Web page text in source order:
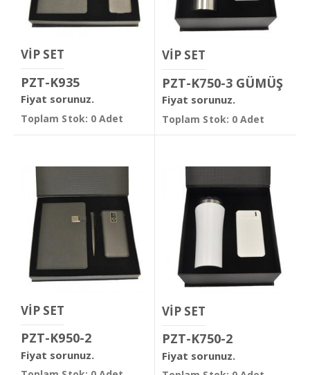
VİP SET
PZT-K935
Fiyat sorunuz.
Toplam Stok: 0 Adet
VİP SET
PZT-K750-3 GÜMÜŞ
Fiyat sorunuz.
Toplam Stok: 0 Adet
VİP SET
PZT-K950-2
Fiyat sorunuz.
VİP SET
PZT-K750-2
Fiyat sorunuz.